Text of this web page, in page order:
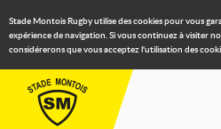
Stade Montois Rugby utilise des cookies pour vous
expérience de navigation. Si vous continuez à visiter
considérerons que vous acceptez l'utilisation des